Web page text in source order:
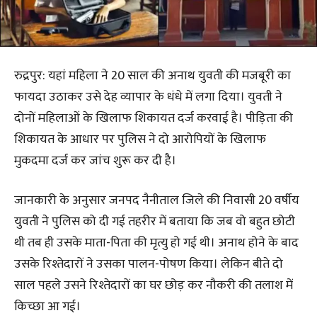
रुद्रपुर: यहां महिला ने 20 साल की अनाथ युवती की मजबूरी का
फायदा उठाकर उसे देह व्यापार के धंधे में लगा दिया। युवती ने
दोनों महिलाओं के खिलाफ शिकायत दर्ज करवाई है। पीड़िता की
शिकायत के आधार पर पुलिस ने दो आरोपियों के खिलाफ
मुकदमा दर्ज कर जांच शुरू कर दी है।
जानकारी के अनुसार जनपद नैनीताल जिले की निवासी 20 वर्षीय
युवती ने पुलिस को दी गई तहरीर में बताया कि जब वो बहुत छोटी
थी तब ही उसके माता-पिता की मृत्यु हो गई थी। अनाथ होने के बाद
उसके रिश्तेदारों ने उसका पालन-पोषण किया। लेकिन बीते दो
साल पहले उसने रिश्तेदारों का घर छोड़ कर नौकरी की तलाश में
किच्छा आ गई।